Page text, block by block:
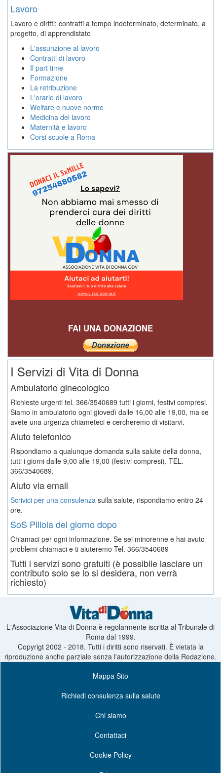
Lavoro
Lavoro e diritti: contratti a tempo indeterminato, determinato, a
progetto, di apprendistato
L'assunzione al lavoro
Contratti di lavoro
Il part time
Formazione
La retribuzione
L'orario di lavoro
Welfare e nuove norme
Medicina del lavoro
Maternità e lavoro
Corsi scuole a Roma
FAI UNA DONAZIONE
I Servizi di Vita di Donna
Ambulatorio ginecologico
Richieste urgenti tel. 366/3540689 tutti i giorni, festivi compresi.
Siamo in ambulatorio ogni giovedì dalle 16,00 alle 19,00, ma se
avete una urgenza chiameteci e cercheremo di visitarvi.
Aiuto telefonico
Rispondiamo a qualunque domanda sulla salute della donna,
tutti i giorni dalle 9,00 alle 19,00 (festivi compresi). TEL.
366/3540689.
Aiuto via email
Scrivici per una consulenza sulla salute, rispondiamo entro 24
ore.
SoS Pillola del giorno dopo
Chiamaci per ogni informazione. Se sei minorenne e hai avuto
problemi chiamaci e ti aiuteremo Tel. 366/3540689
Tutti i servizi sono gratuiti (è possibile lasciare un
contributo solo se lo si desidera, non verrà
richiesto)
L'Associazione Vita di Donna è regolarmente iscritta al Tribunale di
Roma dal 1999.
Copyrigt 2002 - 2018. Tutti i diritti sono riservati. È vietata la
riproduzione anche parziale senza l'autorizzazione della Redazione.
Mappa Sito
Richiedi consulenza sulla salute
Chi siamo
Contattaci
Cookie Policy